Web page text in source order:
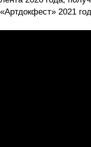
«Артдокфест» 2021